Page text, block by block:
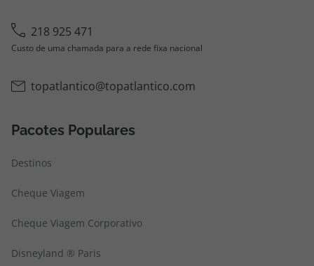
218 925 471
Custo de uma chamada para a rede fixa nacional
topatlantico@topatlantico.com
Pacotes Populares
Destinos
Cheque Viagem
Cheque Viagem Corporativo
Disneyland ® Paris